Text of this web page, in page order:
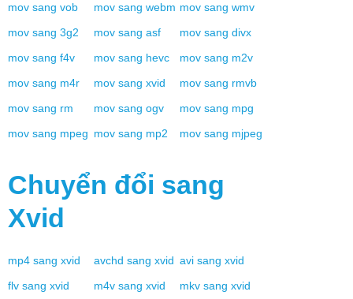
mov sang vob mov sang webm mov sang wmv
mov sang 3g2 mov sang asf mov sang divx
mov sang f4v mov sang hevc mov sang m2v
mov sang m4r mov sang xvid mov sang rmvb
mov sang rm mov sang ogv mov sang mpg
mov sang mpeg mov sang mp2 mov sang mjpeg
Chuyển đổi sang
Xvid
mp4 sang xvid avchd sang xvid avi sang xvid
flv sang xvid m4v sang xvid mkv sang xvid